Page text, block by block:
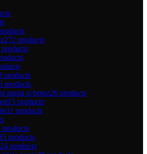
272 products
products
products
products
nunta si botez26 products
15 products
11 products
products
products
products